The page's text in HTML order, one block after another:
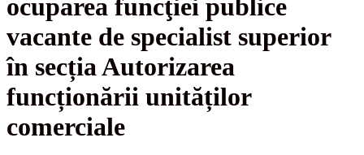
ocuparea funcţiei publice
vacante de specialist superior
în secția Autorizarea
funcționării unităților
comerciale